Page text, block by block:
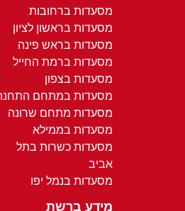
מסעדות ברחובות
מסעדות בראשון לציון
מסעדות בראש פינה
מסעדות ברמת החייל
מסעדות בצפון
מסעדות במתחם
מסעדות מתחם שרונה
מסעדות בממילא
מסעדות כשרות בתל
אביב
מסעדות בנמל יפו
מידע ברשת